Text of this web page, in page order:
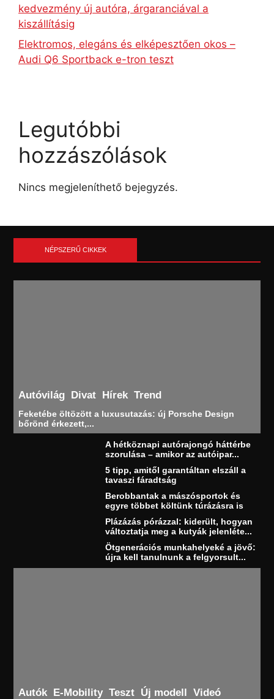
kedvezmény új autóra, árgaranciával a
kiszállításig
Elektromos, elegáns és elképesztően okos –
Audi Q6 Sportback e-tron teszt
Legutóbbi
hozzászólások
Nincs megjeleníthető bejegyzés.
NÉPSZERŰ CIKKEK
Autóvilág Divat Hírek Trend
Feketébe öltözött a luxusutazás: új Porsche Design
bőrönd érkezett,...
A hétköznapi autórajongó háttérbe
szorulása – amikor az autóipar...
5 tipp, amitől garantáltan elszáll a
tavaszi fáradtság
Berobbantak a mászósportok és
egyre többet költünk túrázásra is
Plázázás pórázzal: kiderült, hogyan
változtatja meg a kutyák jelenléte...
Ötgenerációs munkahelyeké a jövő:
újra kell tanulnunk a felgyorsult...
Autók E-Mobility Teszt Új modell Videó